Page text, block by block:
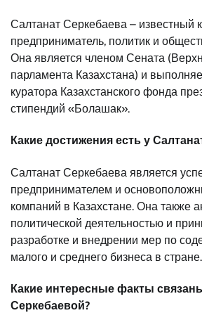
Салтанат Серкебаева – известный
предприниматель, политик и
Она является членом Сената
парламента Казахстана) и
куратора Казахстанского фонда
стипендий «Болашак».
Какие достижения есть у
Салтанат Серкебаева является
предпринимателем и
компаний в Казахстане. Она также
политической деятельностью и
разработке и внедрении мер по
малого и среднего бизнеса в стране.
Какие интересные факты
Серкебаевой?